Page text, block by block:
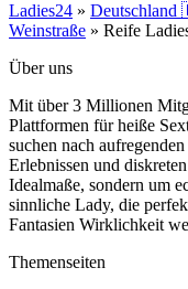
Ladies24 »
Weinstraße » Reife
Über uns
Mit über 3 Millionen
Plattformen für heiße
suchen nach
Erlebnissen und
Idealmaße, sondern um
sinnliche Lady, die
Fantasien Wirklichkeit
Themenseiten